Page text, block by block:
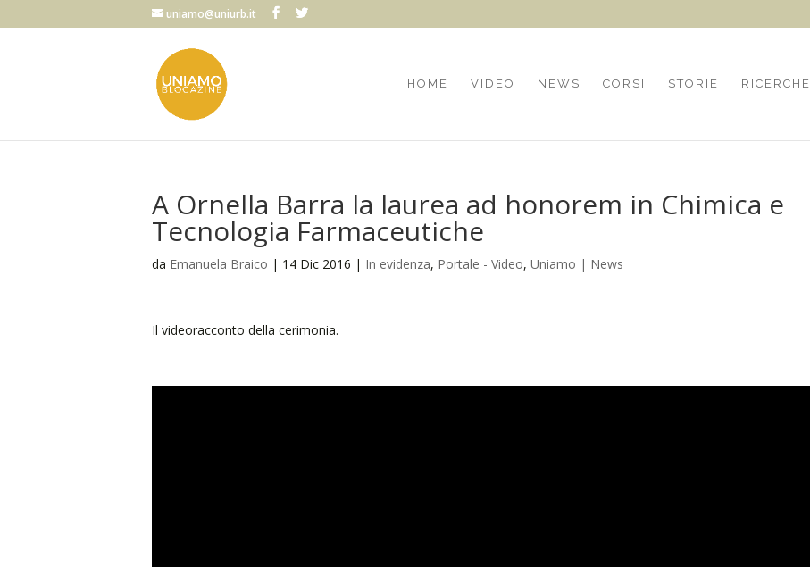
uniamo@uniurb.it
HOME VIDEO NEWS CORSI STORIE RICERCHE
A Ornella Barra la laurea ad honorem in Chimica e
Tecnologia Farmaceutiche
da Emanuela Braico | 14 Dic 2016 | In evidenza, Portale - Video, Uniamo | News
Il videoracconto della cerimonia.